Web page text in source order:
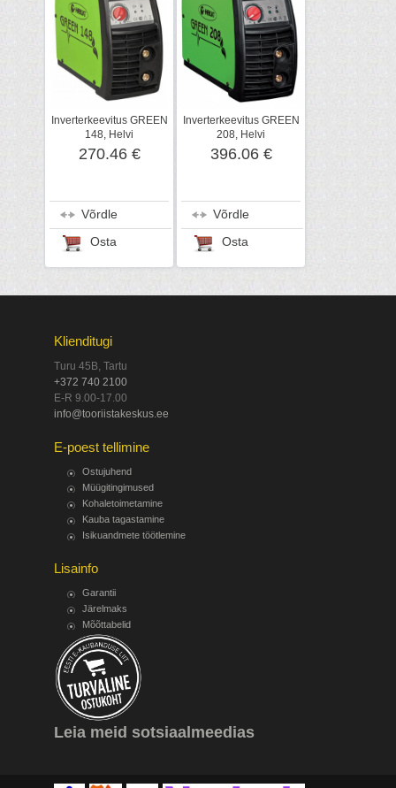
Inverterkeevitus GREEN
148, Helvi
270.46 €
Võrdle
Osta
Inverterkeevitus GREEN
208, Helvi
396.06 €
Võrdle
Osta
Klienditugi
Turu 45B, Tartu
+372 740 2100
E-R 9.00-17.00
info@tooriistakeskus.ee
E-poest tellimine
Ostujuhend
Müügitingimused
Kohaletoimetamine
Kauba tagastamine
Isikuandmete töötlemine
Lisainfo
Garantii
Järelmaks
Mõõttabelid
Leia meid sotsiaalmeedias